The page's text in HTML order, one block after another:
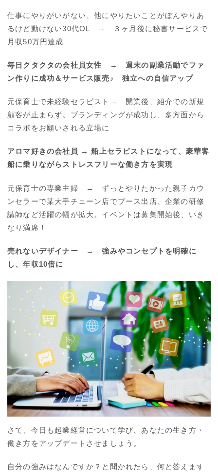
仕事にやりがいがない、他にやりたいことがぼんやりあ
るけど動けない30代OL → ３ヶ月後に秘書サービスで
月収50万円達成
毎日クタクタの会社員女性 → 週末の副業活動でファ
ン作りに成功＆サービス販売♪ 独立への自信アップ
元保育士で未経験セラピスト→ 開業後、紹介での新規
顧客が止まらず。ブランディングが成功し、多方面から
コラボをお願いされる立場に
アロマ好きの会社員 → 船上セラピストになって、豪華客
船に乗りながらストレスフリーな働き方を実現
元保育士の専業主婦 → ずっとやりたかった親子カウ
ンセラーで某大手チェーン店でブース出店、企業の研修
講師など活躍の幅が拡大。イベントは募集開始後、いき
なり満席！
売れないデザイナー → 強みやコンセプトを明確に
し、年収10倍に
さて、今日も起業経営について学び、あなたの生き方・
働き方をアップデートさせましょう。
自分の強みはなんですか？と聞かれたら、何と答えます